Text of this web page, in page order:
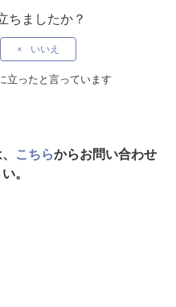
ちましたか？
いいえ
立ったと言っています
こちらからお問い合わせ
。